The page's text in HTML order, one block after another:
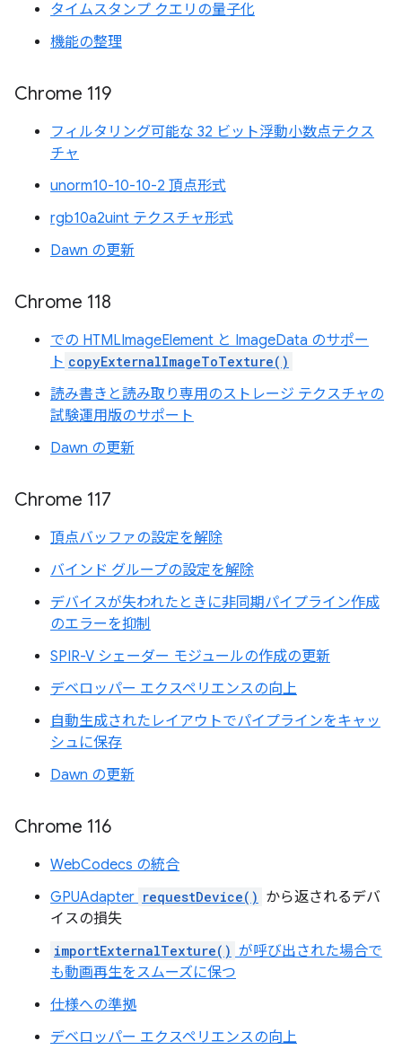
タイムスタンプ クエリの量子化
機能の整理
Chrome 119
フィルタリング可能な 32 ビット浮動小数点テクス
チャ
unorm10-10-10-2 頂点形式
rgb10a2uint テクスチャ形式
Dawn の更新
Chrome 118
での HTMLImageElement と ImageData のサポー
ト copyExternalImageToTexture()
読み書きと読み取り専用のストレージ テクスチャの
試験運用版のサポート
Dawn の更新
Chrome 117
頂点バッファの設定を解除
バインド グループの設定を解除
デバイスが失われたときに非同期パイプライン作成
のエラーを抑制
SPIR-V シェーダー モジュールの作成の更新
デベロッパー エクスペリエンスの向上
自動生成されたレイアウトでパイプラインをキャッ
シュに保存
Dawn の更新
Chrome 116
WebCodecs の統合
GPUAdapter requestDevice() から返されるデバ
イスの損失
importExternalTexture() が呼び出された場合で
も動画再生をスムーズに保つ
仕様への準拠
デベロッパー エクスペリエンスの向上